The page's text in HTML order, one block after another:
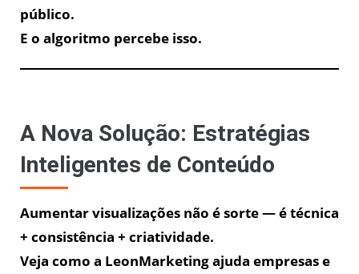
público.
E o algoritmo percebe isso.
A Nova Solução: Estratégias
Inteligentes de Conteúdo
Aumentar visualizações não é sorte — é técnica
+ consistência + criatividade.
Veja como a LeonMarketing ajuda empresas e